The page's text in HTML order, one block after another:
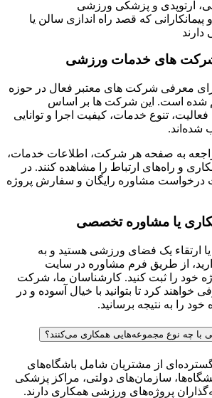
ارتوپدی و پزشکی ورزشی
پیمانکارانی که قصد راه اندازی سالن یا
شرکت های خدمات ورزشی
معرفی شرکت های معتبر فعال در حوزه
شده است. این شرکت ها بر اساس
فعالیت، تنوع خدمات، کیفیت اجرا و توانایی
شده‌اند.
مراجعه به صفحه هر شرکت، اطلاعات خدمات،
و راه‌های ارتباط را مشاهده کنند. در
درخواست مشاوره رایگان و سفارش پروژه
یا مشاوره تخصصی
یا ارتقاء یک فضای ورزشی هستید و به
از طریق فرم مشاوره در سایت
خود را ثبت کنید. کارشناسان ما، شرکت
کرد تا بتوانید با خیال آسوده و در
را به نتیجه برسانید.
چه نوع مجموعه‌هایی همکاری می‌کنند؟
از مشتریان شامل باشگاه‌های
سازمان‌های دولتی، مراکز پزشکی
پروژه‌های ورزشی همکاری دارند.